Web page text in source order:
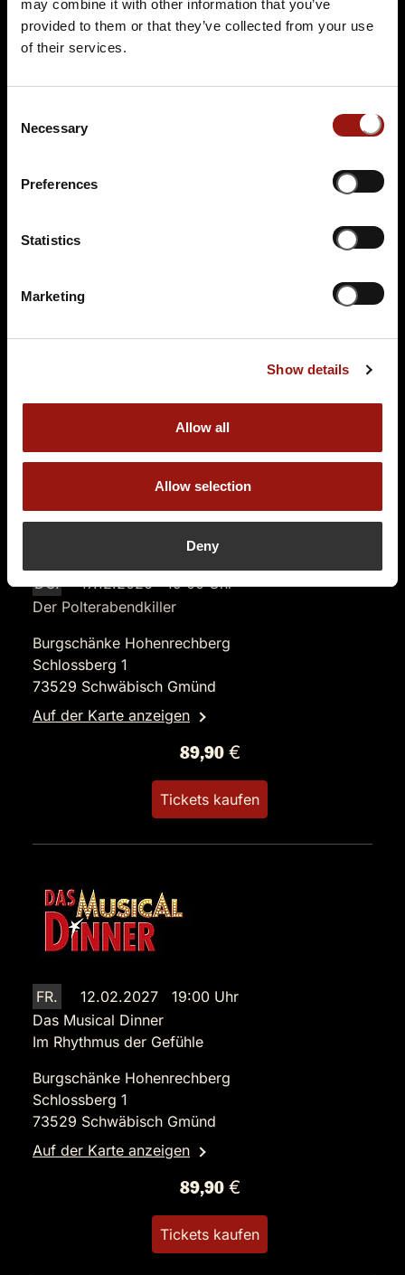
may combine it with other information that you’ve
provided to them or that they’ve collected from your use
of their services.
Selection
Necessary
Preferences
Statistics
Marketing
Show details
Allow all
Allow selection
Deny
Eine Leiche im Louvre
Auf der Karte anzeigen
89,90 €
DO.
17.12.2026 19:00 Uhr
Der Polterabendkiller
Burgschänke Hohenrechberg
Schlossberg 1
73529 Schwäbisch Gmünd
Auf der Karte anzeigen
89,90 €
Tickets kaufen
FR.
12.02.2027 19:00 Uhr
Das Musical Dinner
Im Rhythmus der Gefühle
Burgschänke Hohenrechberg
Schlossberg 1
73529 Schwäbisch Gmünd
Auf der Karte anzeigen
89,90 €
Tickets kaufen